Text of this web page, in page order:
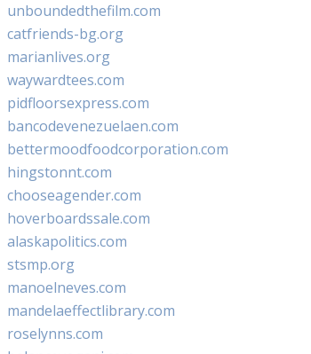
unboundedthefilm.com
catfriends-bg.org
marianlives.org
waywardtees.com
pidfloorsexpress.com
bancodevenezuelaen.com
bettermoodfoodcorporation.com
hingstonnt.com
chooseagender.com
hoverboardssale.com
alaskapolitics.com
stsmp.org
manoelneves.com
mandelaeffectlibrary.com
roselynns.com